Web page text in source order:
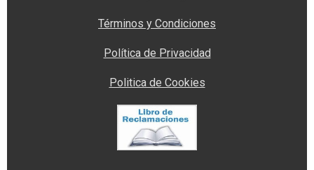
Términos y Condiciones
Política de Privacidad
Politica de Cookies